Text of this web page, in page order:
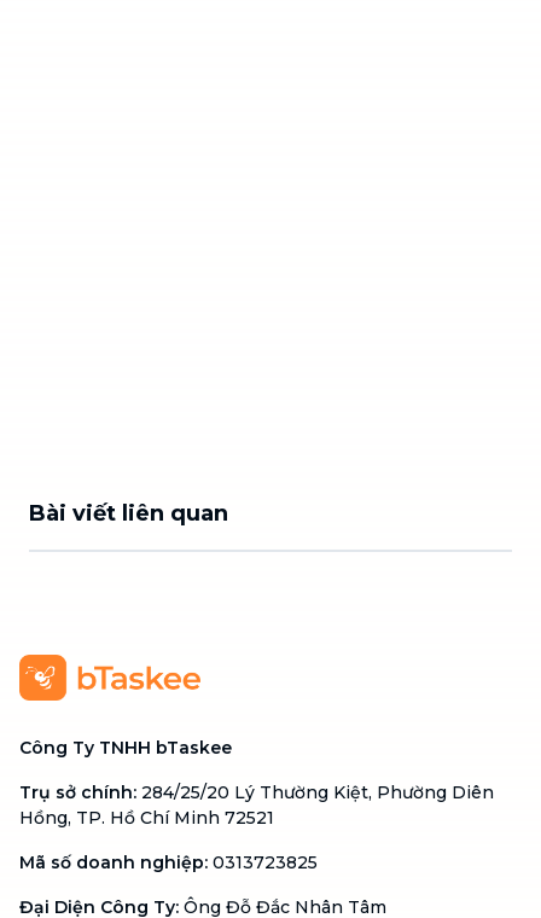
Bài viết liên quan
Công Ty TNHH bTaskee
Trụ sở chính: 284/25/20 Lý Thường Kiệt, Phường Diên
Hồng, TP. Hồ Chí Minh 72521
Mã số doanh nghiệp: 0313723825
Đại Diện Công Ty: Ông Đỗ Đắc Nhân Tâm